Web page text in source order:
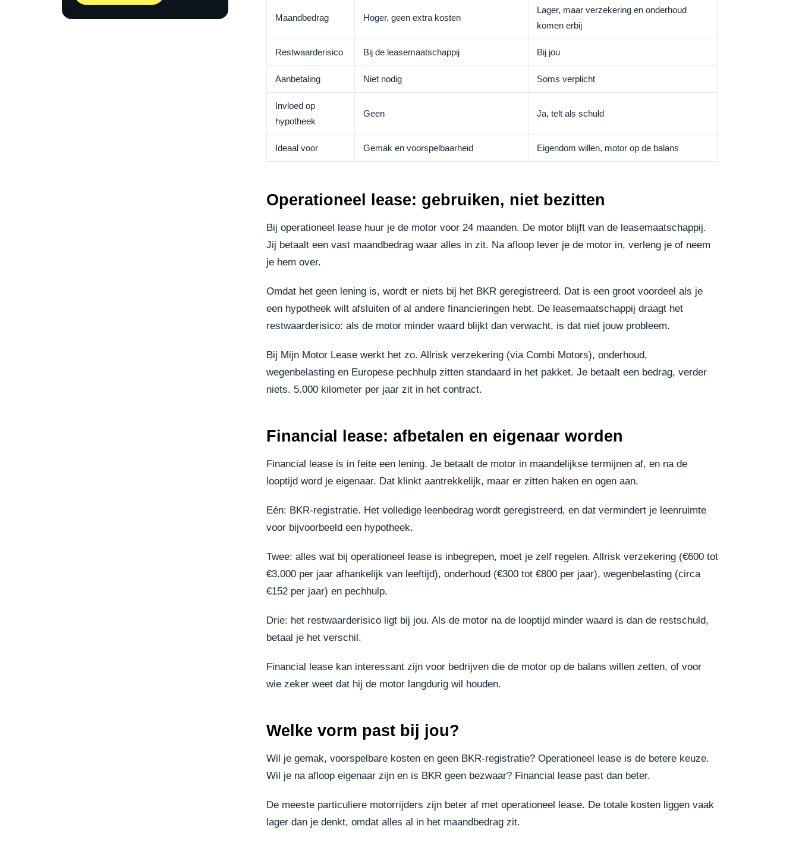
Maandbedrag Hoger, geen extra kosten
Lager, maar verzekering en onderhoud
komen erbij
Restwaarderisico Bij de leasemaatschappij Bij jou
Aanbetaling Niet nodig Soms verplicht
Invloed op
hypotheek
Geen Ja, telt als schuld
Ideaal voor Gemak en voorspelbaarheid Eigendom willen, motor op de balans
Operationeel lease: gebruiken, niet bezitten
Bij operationeel lease huur je de motor voor 24 maanden. De motor blijft van de leasemaatschappij.
Jij betaalt een vast maandbedrag waar alles in zit. Na afloop lever je de motor in, verleng je of neem
je hem over.
Omdat het geen lening is, wordt er niets bij het BKR geregistreerd. Dat is een groot voordeel als je
een hypotheek wilt afsluiten of al andere financieringen hebt. De leasemaatschappij draagt het
restwaarderisico: als de motor minder waard blijkt dan verwacht, is dat niet jouw probleem.
Bij Mijn Motor Lease werkt het zo. Allrisk verzekering (via Combi Motors), onderhoud,
wegenbelasting en Europese pechhulp zitten standaard in het pakket. Je betaalt een bedrag, verder
niets. 5.000 kilometer per jaar zit in het contract.
Financial lease: afbetalen en eigenaar worden
Financial lease is in feite een lening. Je betaalt de motor in maandelijkse termijnen af, en na de
looptijd word je eigenaar. Dat klinkt aantrekkelijk, maar er zitten haken en ogen aan.
Eén: BKR-registratie. Het volledige leenbedrag wordt geregistreerd, en dat vermindert je leenruimte
voor bijvoorbeeld een hypotheek.
Twee: alles wat bij operationeel lease is inbegrepen, moet je zelf regelen. Allrisk verzekering (€600 tot
€3.000 per jaar afhankelijk van leeftijd), onderhoud (€300 tot €800 per jaar), wegenbelasting (circa
€152 per jaar) en pechhulp.
Drie: het restwaarderisico ligt bij jou. Als de motor na de looptijd minder waard is dan de restschuld,
betaal je het verschil.
Financial lease kan interessant zijn voor bedrijven die de motor op de balans willen zetten, of voor
wie zeker weet dat hij de motor langdurig wil houden.
Welke vorm past bij jou?
Wil je gemak, voorspelbare kosten en geen BKR-registratie? Operationeel lease is de betere keuze.
Wil je na afloop eigenaar zijn en is BKR geen bezwaar? Financial lease past dan beter.
De meeste particuliere motorrijders zijn beter af met operationeel lease. De totale kosten liggen vaak
lager dan je denkt, omdat alles al in het maandbedrag zit.